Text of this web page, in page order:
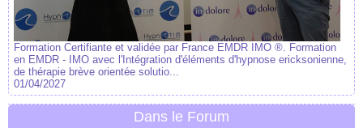
Formation Certifiante et validée par France EMDR IMO ®. Formation
en EMDR - IMO avec l'Intégration d'éléments d'hypnose ericksonienne,
de thérapie brève orientée solutio...
01/04/2027
Dans le Forum